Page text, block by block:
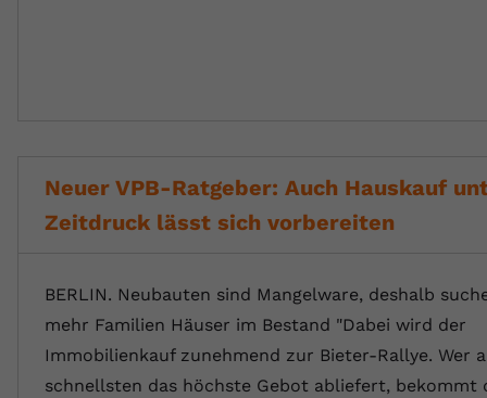
Neuer VPB-Ratgeber: Auch Hauskauf
Zeitdruck lässt sich vorbereiten
BERLIN. Neubauten sind Mangelware, deshalb
mehr Familien Häuser im Bestand "Dabei wird der
Immobilienkauf zunehmend zur Bieter-Rallye. Wer
schnellsten das höchste Gebot abliefert, bekommt